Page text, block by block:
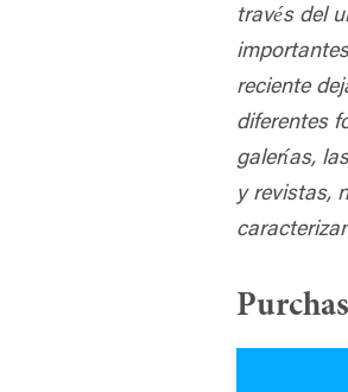
través del
reciente
diferentes
galerías,
y revistas,